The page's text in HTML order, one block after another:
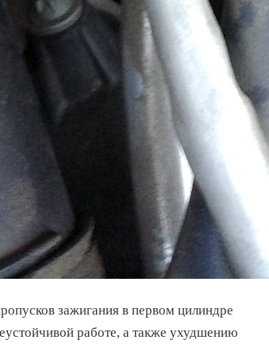
зажигания в первом цилиндре
работе, а также ухудшению